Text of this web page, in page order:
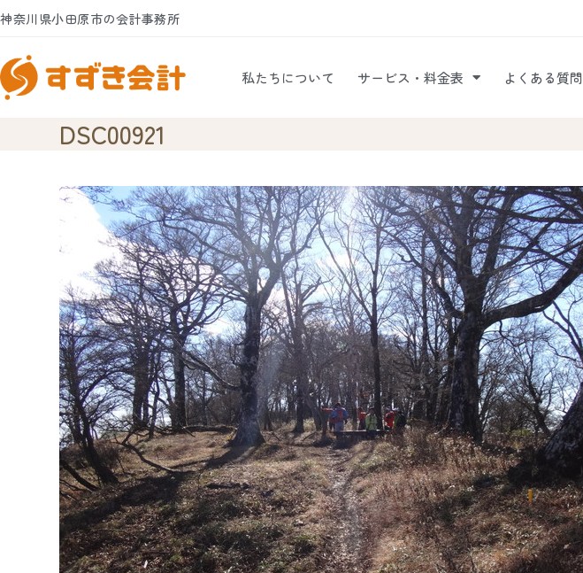
Skip
content
神奈川県小田原市の会計事務所
私たちについて サービス・料金表 よくある質問
DSC00921